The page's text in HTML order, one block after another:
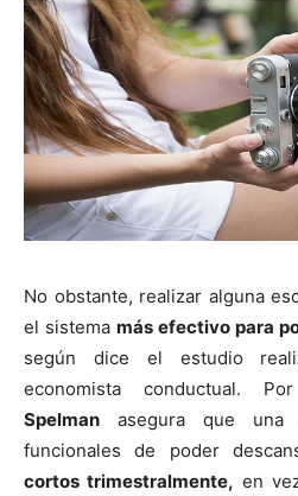
No obstante, realizar alguna
el sistema más efectivo para
según dice el estudio
economista conductual.
Spelman asegura que una
funcionales de poder
cortos trimestralmente, en